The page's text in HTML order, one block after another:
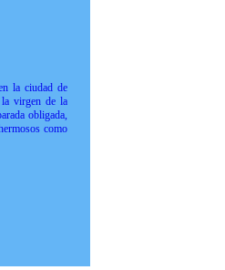
la ciudad de
virgen de la
obligada,
como